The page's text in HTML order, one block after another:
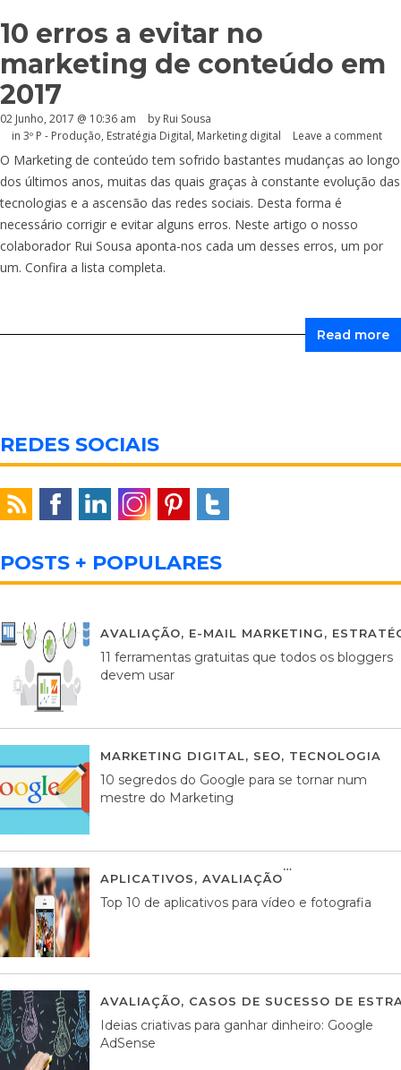
10 erros a evitar no
marketing de conteúdo em
2017
02 Junho, 2017 @ 10:36 am
by Rui Sousa
in 3º P - Produção, Estratégia Digital, Marketing digital Leave a comment
O Marketing de conteúdo tem sofrido bastantes mudanças ao longo
dos últimos anos, muitas das quais graças à constante evolução das
tecnologias e a ascensão das redes sociais. Desta forma é
necessário corrigir e evitar alguns erros. Neste artigo o nosso
colaborador Rui Sousa aponta-nos cada um desses erros, um por
um. Confira a lista completa.
Read more
REDES SOCIAIS
POSTS + POPULARES
AVALIAÇÃO, E-MAIL MARKETING,
11 ferramentas gratuitas que todos os bloggers
devem usar
MARKETING DIGITAL, SEO, TECNOLOGIA
10 segredos do Google para se tornar num
mestre do Marketing
APLICATIVOS, AVALIAÇÃO
Top 10 de aplicativos para vídeo e fotografia
AVALIAÇÃO, CASOS DE SUCESSO DE
Ideias criativas para ganhar dinheiro: Google
AdSense